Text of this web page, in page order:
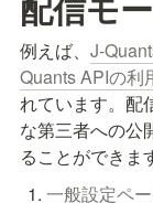
例えば、 J-
Quants APIの利
れています。配
な第三者への公
ることができま
一般設定ペ